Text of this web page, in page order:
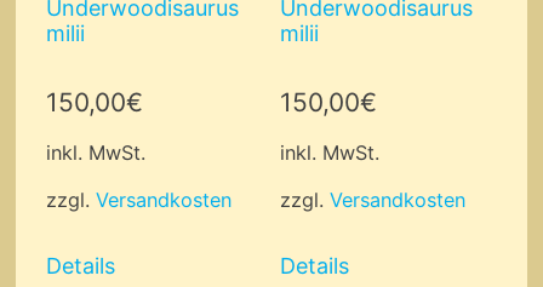
Underwoodisaurus
milii
150,00€
inkl. MwSt.
zzgl. Versandkosten
Details
Underwoodisaurus
milii
150,00€
inkl. MwSt.
zzgl.Versandkosten
Details